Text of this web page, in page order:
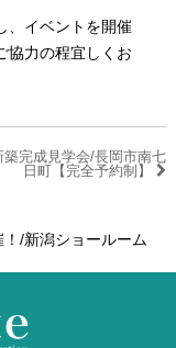
、イベントを開催
協力の程宜しくお
築完成見学会/長岡市南七
日町【完全予約制】
/新潟ショールーム